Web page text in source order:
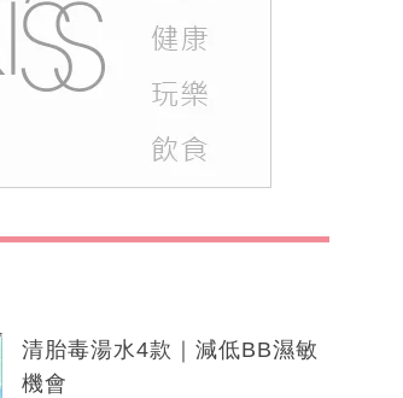
清胎毒湯水4款｜減低BB濕敏
機會